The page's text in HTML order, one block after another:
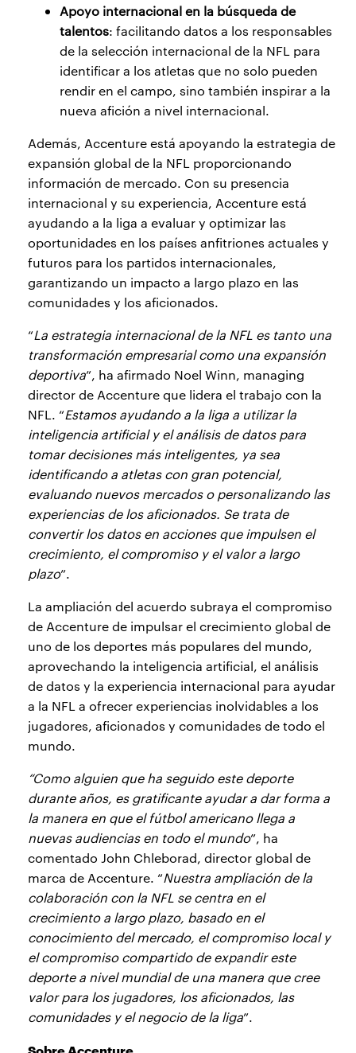
Apoyo internacional en la búsqueda de
talentos: facilitando datos a los responsables
de la selección internacional de la NFL para
identificar a los atletas que no solo pueden
rendir en el campo, sino también inspirar a la
nueva afición a nivel internacional.
Además, Accenture está apoyando la estrategia de
expansión global de la NFL proporcionando
información de mercado. Con su presencia
internacional y su experiencia, Accenture está
ayudando a la liga a evaluar y optimizar las
oportunidades en los países anfitriones actuales y
futuros para los partidos internacionales,
garantizando un impacto a largo plazo en las
comunidades y los aficionados.
“La estrategia internacional de la NFL es tanto una
transformación empresarial como una expansión
deportiva”, ha afirmado Noel Winn, managing
director de Accenture que lidera el trabajo con la
NFL. “Estamos ayudando a la liga a utilizar la
inteligencia artificial y el análisis de datos para
tomar decisiones más inteligentes, ya sea
identificando a atletas con gran potencial,
evaluando nuevos mercados o personalizando las
experiencias de los aficionados. Se trata de
convertir los datos en acciones que impulsen el
crecimiento, el compromiso y el valor a largo
plazo”.
La ampliación del acuerdo subraya el compromiso
de Accenture de impulsar el crecimiento global de
uno de los deportes más populares del mundo,
aprovechando la inteligencia artificial, el análisis
de datos y la experiencia internacional para ayudar
a la NFL a ofrecer experiencias inolvidables a los
jugadores, aficionados y comunidades de todo el
mundo.
“Como alguien que ha seguido este deporte
durante años, es gratificante ayudar a dar forma a
la manera en que el fútbol americano llega a
nuevas audiencias en todo el mundo”, ha
comentado John Chleborad, director global de
marca de Accenture. “Nuestra ampliación de la
colaboración con la NFL se centra en el
crecimiento a largo plazo, basado en el
conocimiento del mercado, el compromiso local y
el compromiso compartido de expandir este
deporte a nivel mundial de una manera que cree
valor para los jugadores, los aficionados, las
comunidades y el negocio de la liga”.